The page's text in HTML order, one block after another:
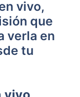
vivo,
que
verla en
tu